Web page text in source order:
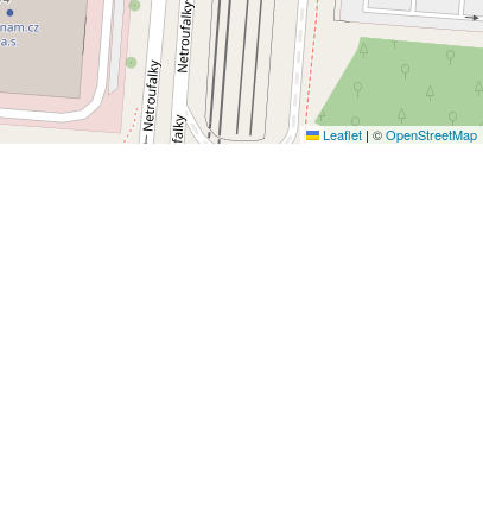
Leaflet | ©OpenStreetMap